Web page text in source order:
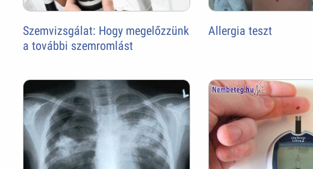
Szemvizsgálat: Hogy megelőzzünk
a további szemromlást
Allergia teszt